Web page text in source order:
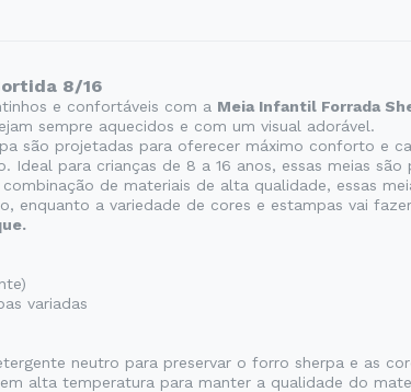
8/16
e confortáveis com a Meia Infantil Forrada
sempre aquecidos e com um visual adorável.
são projetadas para oferecer máximo conforto e
Ideal para crianças de 8 a 16 anos, essas meias
de materiais de alta qualidade, essas
enquanto a variedade de cores e estampas vai
variadas
neutro para preservar o forro sherpa e as
alta temperatura para manter a qualidade do